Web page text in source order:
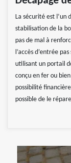
La sécurité est
stabilisation de la
pas de mal à
l’accès d’entrée
utilisant un portail
conçu en fer ou
possibilité
possible de le